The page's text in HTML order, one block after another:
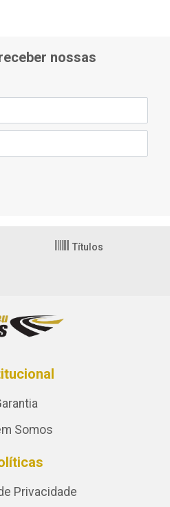
nossas
Títulos
Somos
Privacidade